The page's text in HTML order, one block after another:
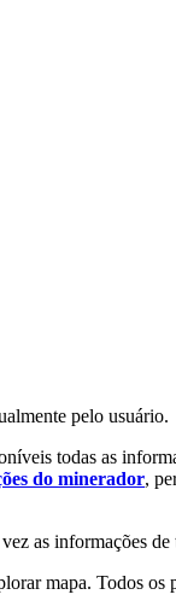
pelo usuário.
todas as
do minerador,
as informações de
mapa. Todos